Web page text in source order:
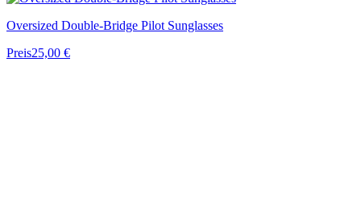
Oversized Double-Bridge Pilot Sunglasses
Preis25,00 €